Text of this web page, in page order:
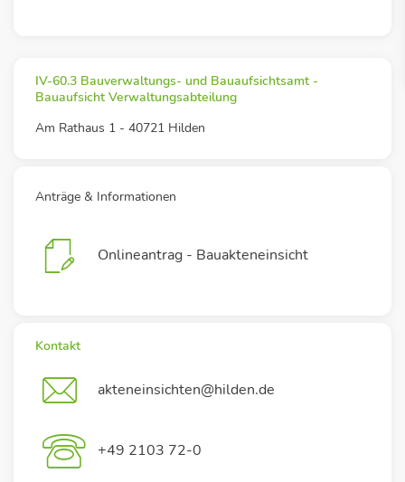
IV-60.3 Bauverwaltungs- und Bauaufsichtsamt -
Bauaufsicht Verwaltungsabteilung
Am Rathaus 1 - 40721 Hilden
Anträge & Informationen
Onlineantrag - Bauakteneinsicht
Kontakt
akteneinsichten@hilden.de
+49 2103 72-0